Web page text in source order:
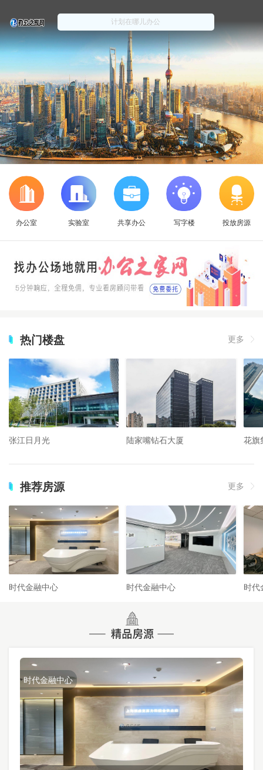
办公室 实验室 共享办公 写字楼 投放房源
热门楼盘 更多
张江日月光 陆家嘴钻石大厦 花旗
推荐房源 更多
时代金融中心 时代金融中心 时代
时代金融中心